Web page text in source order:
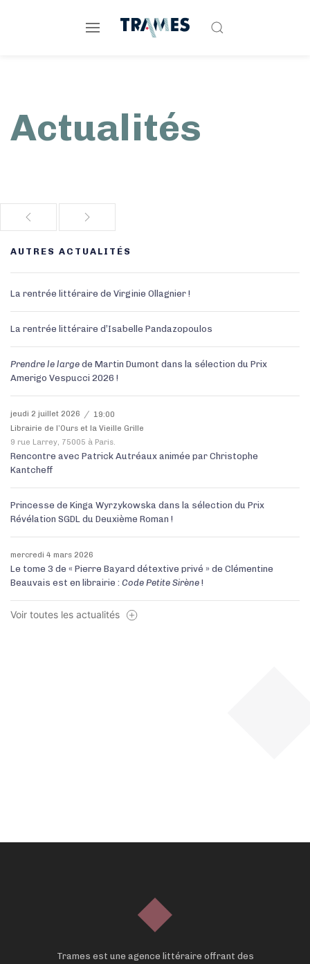
Actualités
AUTRES ACTUALITÉS
La rentrée littéraire de Virginie Ollagnier !
La rentrée littéraire d’Isabelle Pandazopoulos
Prendre le large de Martin Dumont dans la sélection du Prix
Amerigo Vespucci 2026 !
jeudi 2 juillet 2026
19:00
Librairie de l’Ours et la Vieille Grille
9 rue Larrey, 75005 à Paris.
Rencontre avec Patrick Autréaux animée par Christophe
Kantcheff
Princesse de Kinga Wyrzykowska dans la sélection du Prix
Révélation SGDL du Deuxième Roman !
mercredi 4 mars 2026
Le tome 3 de « Pierre Bayard détextive privé » de Clémentine
Beauvais est en librairie : Code Petite Sirène !
Voir toutes les actualités
Trames est une agence littéraire offrant des